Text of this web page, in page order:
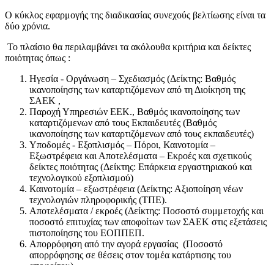
Ο κύκλος εφαρμογής της διαδικασίας συνεχούς βελτίωσης είναι τα
δύο χρόνια.
Το πλαίσιο θα περιλαμβάνει τα ακόλουθα κριτήρια και δείκτες
ποιότητας όπως :
Ηγεσία - Οργάνωση – Σχεδιασμός (Δείκτης: Βαθμός
ικανοποίησης των καταρτιζόμενων από τη Διοίκηση της
ΣΑΕΚ ,
Παροχή Υπηρεσιών ΕΕΚ., Βαθμός ικανοποίησης των
καταρτιζόμενων από τους Εκπαιδευτές (Βαθμός
ικανοποίησης των καταρτιζόμενων από τους εκπαιδευτές)
Υποδομές - Εξοπλισμός – Πόροι, Καινοτομία –
Εξωστρέφεια και Αποτελέσματα – Εκροές και σχετικούς
δείκτες ποιότητας (Δείκτης: Επάρκεια εργαστηριακού και
τεχνολογικού εξοπλισμού)
Καινοτομία – εξωστρέφεια (Δείκτης: Αξιοποίηση νέων
τεχνολογιών πληροφορικής (ΤΠΕ).
Αποτελέσματα / εκροές (Δείκτης: Ποσοστό συμμετοχής και
ποσοστό επιτυχίας των αποφοίτων των ΣΑΕΚ στις εξετάσεις
πιστοποίησης του ΕΟΠΠΕΠ.
Απορρόφηση από την αγορά εργασίας (Ποσοστό
απορρόφησης σε θέσεις στον τομέα κατάρτισης του